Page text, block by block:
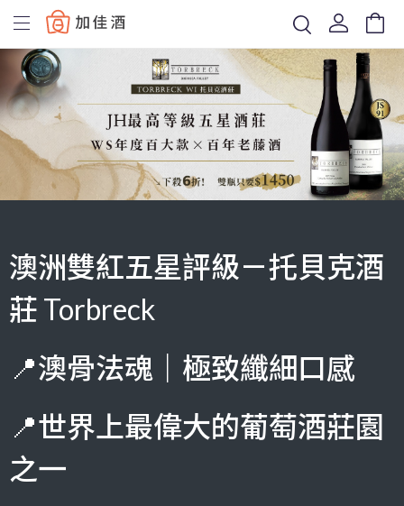
Baccus
澳洲雙紅五星評級－托貝克酒
莊 Torbreck
📍澳骨法魂｜極致纖細口感
📍世界上最偉大的葡萄酒莊園
之一